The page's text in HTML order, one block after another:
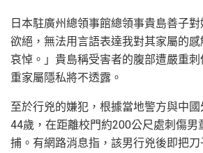
日本駐廣州總領事館總領事貴島善子
欲絕，無法用言語表達我對其家屬的
哀悼。」貴島稱受害者的腹部遭嚴重
重家屬隱私將不透露。
至於行兇的嫌犯，根據當地警方與中
44歲，在距離校門約200公尺處刺傷男
捕。有網路消息指，該男行兇後即把